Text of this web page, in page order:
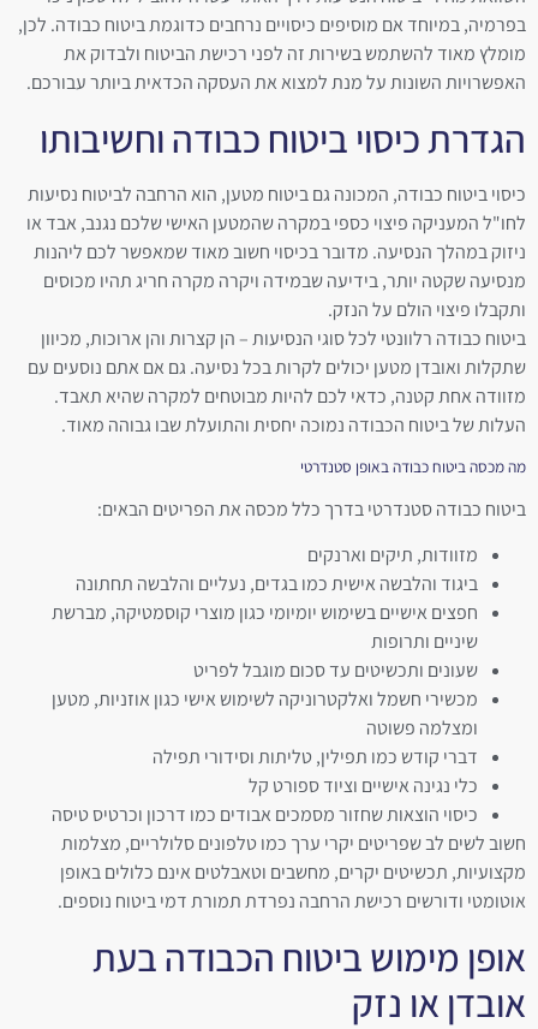
בפרמיה, במיוחד אם מוסיפים כיסויים נרחבים כדוגמת ביטוח כבודה. לכן,
מומלץ מאוד להשתמש בשירות זה לפני רכישת הביטוח ולבדוק את
האפשרויות השונות על מנת למצוא את העסקה הכדאית ביותר עבורכם.
הגדרת כיסוי ביטוח כבודה וחשיבותו
כיסוי ביטוח כבודה, המכונה גם ביטוח מטען, הוא הרחבה לביטוח נסיעות
לחו"ל המעניקה פיצוי כספי במקרה שהמטען האישי שלכם נגנב, אבד או
ניזוק במהלך הנסיעה. מדובר בכיסוי חשוב מאוד שמאפשר לכם ליהנות
מנסיעה שקטה יותר, בידיעה שבמידה ויקרה מקרה חריג תהיו מכוסים
ותקבלו פיצוי הולם על הנזק.
ביטוח כבודה רלוונטי לכל סוגי הנסיעות – הן קצרות והן ארוכות, מכיוון
שתקלות ואובדן מטען יכולים לקרות בכל נסיעה. גם אם אתם נוסעים עם
מזוודה אחת קטנה, כדאי לכם להיות מבוטחים למקרה שהיא תאבד.
העלות של ביטוח הכבודה נמוכה יחסית והתועלת שבו גבוהה מאוד.
מה מכסה ביטוח כבודה באופן סטנדרטי
ביטוח כבודה סטנדרטי בדרך כלל מכסה את הפריטים הבאים:
מזוודות, תיקים וארנקים
ביגוד והלבשה אישית כמו בגדים, נעליים והלבשה תחתונה
חפצים אישיים בשימוש יומיומי כגון מוצרי קוסמטיקה, מברשת
שיניים ותרופות
שעונים ותכשיטים עד סכום מוגבל לפריט
מכשירי חשמל ואלקטרוניקה לשימוש אישי כגון אוזניות, מטען
ומצלמה פשוטה
דברי קודש כמו תפילין, טליתות וסידורי תפילה
כלי נגינה אישיים וציוד ספורט קל
כיסוי הוצאות שחזור מסמכים אבודים כמו דרכון וכרטיס טיסה
חשוב לשים לב שפריטים יקרי ערך כמו טלפונים סלולריים, מצלמות
מקצועיות, תכשיטים יקרים, מחשבים וטאבלטים אינם כלולים באופן
אוטומטי ודורשים רכישת הרחבה נפרדת תמורת דמי ביטוח נוספים.
אופן מימוש ביטוח הכבודה בעת
אובדן או נזק